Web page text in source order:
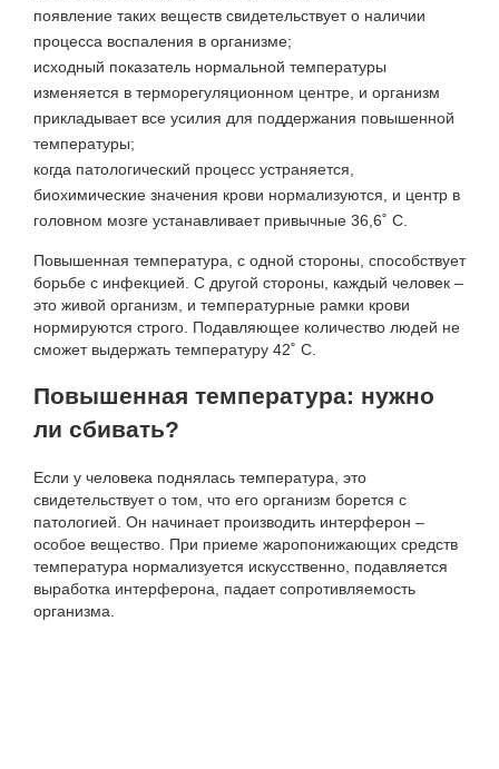
появление таких веществ свидетельствует о наличии
процесса воспаления в организме;
исходный показатель нормальной температуры
изменяется в терморегуляционном центре, и организм
прикладывает все усилия для поддержания повышенной
температуры;
когда патологический процесс устраняется,
биохимические значения крови нормализуются, и центр в
головном мозге устанавливает привычные 36,6˚ С.
Повышенная температура, с одной стороны, способствует
борьбе с инфекцией. С другой стороны, каждый человек –
это живой организм, и температурные рамки крови
нормируются строго. Подавляющее количество людей не
сможет выдержать температуру 42˚ С.
Повышенная температура: нужно
ли сбивать?
Если у человека поднялась температура, это
свидетельствует о том, что его организм борется с
патологией. Он начинает производить интерферон –
особое вещество. При приеме жаропонижающих средств
температура нормализуется искусственно, подавляется
выработка интерферона, падает сопротивляемость
организма.